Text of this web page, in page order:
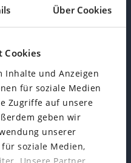
Über Cookies
Cookies
Inhalte und Anzeigen
für soziale Medien
Zugriffe auf unsere
geben wir
unserer
soziale Medien,
75